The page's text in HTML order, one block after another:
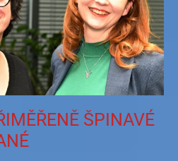
ŠPINAVÉ